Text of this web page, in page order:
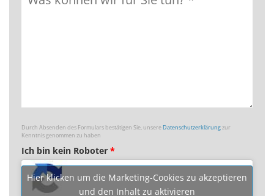
Durch Absenden des Formulars bestätigen Sie, unsereDatenschutzerklärungzur
Kenntnis genommen zu haben
Ich bin kein Roboter *
Hier klicken um die Marketing-Cookies zu akzeptieren
und den Inhalt zu aktivieren